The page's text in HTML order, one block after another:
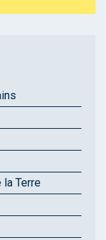
la Terre